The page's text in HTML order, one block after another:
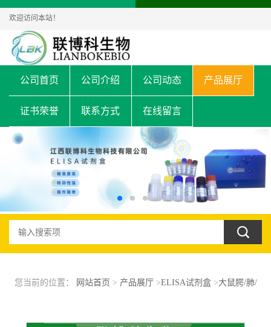
欢迎访问本站！
公司首页 公司介绍 公司动态 产品展厅
证书荣誉 联系方式 在线留言
您当前的位置： 网站首页 > 产品展厅 >ELISA试剂盒>大鼠腭/肺/